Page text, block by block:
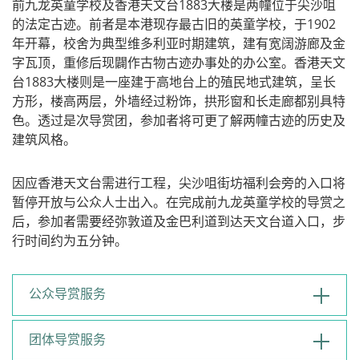
前九龙英童学校及香港天文台1883大楼是两幢位于尖沙咀
的法定古迹。前者是本港现存最古旧的英童学校，于1902
年开幕，校舍为典型维多利亚时期建筑，建有宽阔游廊及金
字瓦顶，重修后现闢作古物古迹办事处的办公室。香港天文
台1883大楼则是一座建于高地台上的殖民地式建筑，呈长
方形，楼高两层，外墙经过粉饰，拱形窗和长走廊都别具特
色。透过是次导赏团，参加者将可更了解两幢古迹的历史及
建筑风格。
因应香港天文台需进行工程，尖沙咀街坊福利会旁的入口将
暂停开放与公众人士出入。在完成前九龙英童学校的导赏之
后，参加者需要经弥敦道及金巴利道到达天文台道入口，步
行时间约为五分钟。
公众导赏服务
团体导赏服务